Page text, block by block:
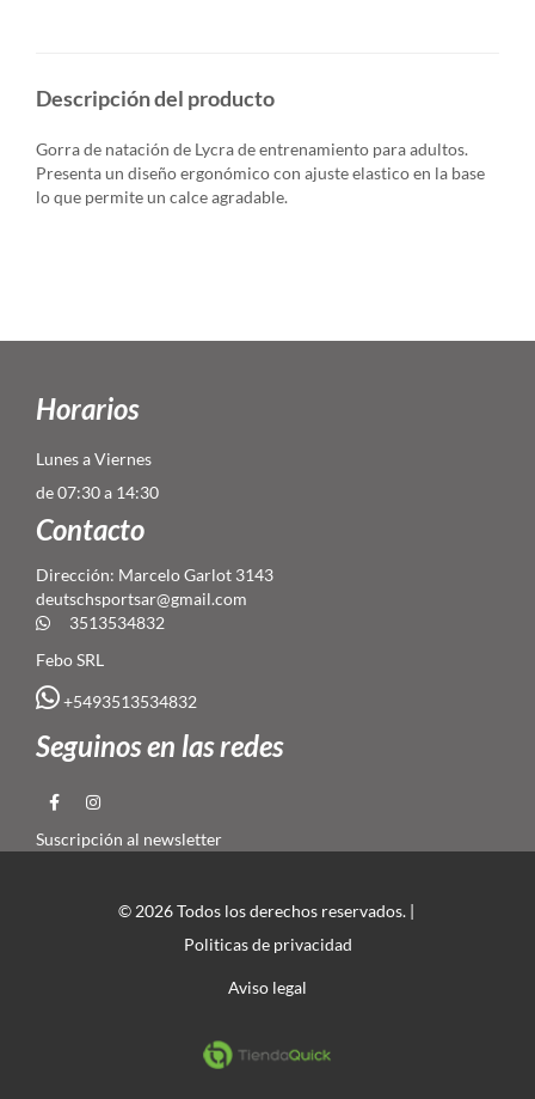
Descripción del producto
Gorra de natación de Lycra de entrenamiento para adultos.
Presenta un diseño ergonómico con ajuste elastico en la base
lo que permite un calce agradable.
Horarios
Lunes a Viernes
de 07:30 a 14:30
Contacto
Dirección: Marcelo Garlot 3143
deutschsportsar@gmail.com
3513534832
Febo SRL
+5493513534832
Seguinos en las redes
Suscripción al newsletter
© 2026 Todos los derechos reservados. |
Politicas de privacidad
Aviso legal